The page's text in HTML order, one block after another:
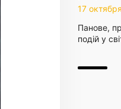
17
Панове,
подій у